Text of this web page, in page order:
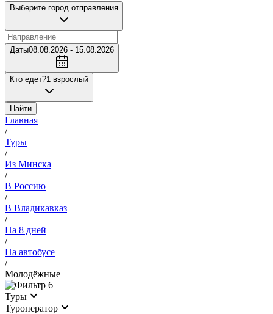
Выберите город отправления
Даты08.08.2026 - 15.08.2026
Кто едет?1 взрослый
Найти
Главная
/
Туры
/
Из Минска
/
В Россию
/
В Владикавказ
/
На 8 дней
/
На автобусе
/
Молодёжные
6
Туры
Туроператор